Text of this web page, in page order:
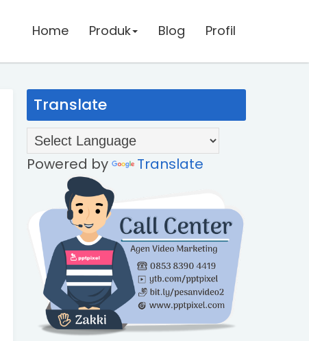
Home Produk Blog Profil
Home Produk Blog Profil
Translate
Powered by Translate